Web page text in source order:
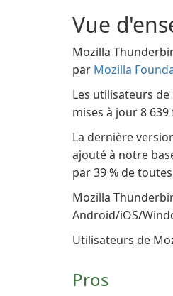
Vue
Mozilla
par Mozilla
Les utilisateurs
mises à jour 8
La dernière
ajouté à notre
par 39 % de
Mozilla
Android/iOS/
Utilisateurs de
Pros